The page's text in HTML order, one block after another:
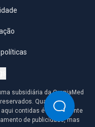
subsidiária da OmniaMed
Qualquer
contidas é estritamente
de publicidade, mas